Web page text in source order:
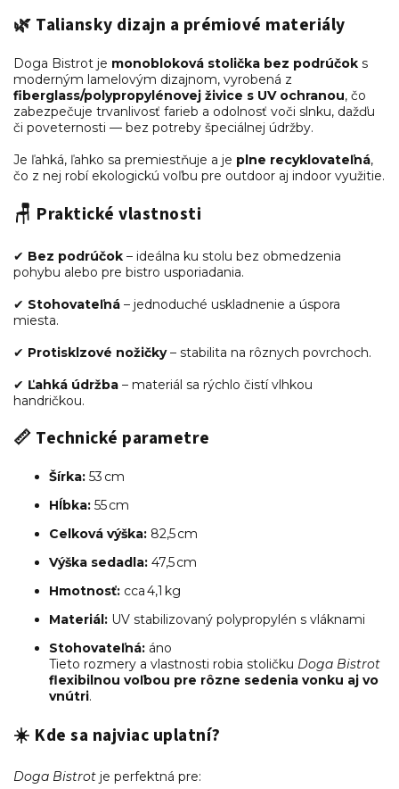
🌿 Taliansky dizajn a prémiové materiály
Doga Bistrot je monobloková stolička bez podrúčok s
moderným lamelovým dizajnom, vyrobená z
fiberglass/polypropylénovej živice s UV ochranou, čo
zabezpečuje trvanlivosť farieb a odolnosť voči slnku, dažďu
či poveternosti — bez potreby špeciálnej údržby.
Je ľahká, ľahko sa premiestňuje a je plne recyklovateľná,
čo z nej robí ekologickú voľbu pre outdoor aj indoor využitie.
🪑 Praktické vlastnosti
✔ Bez podrúčok – ideálna ku stolu bez obmedzenia
pohybu alebo pre bistro usporiadania.
✔ Stohovateľná – jednoduché uskladnenie a úspora
miesta.
✔ Protisklzové nožičky– stabilita na rôznych povrchoch.
✔ Ľahká údržba – materiál sa rýchlo čistí vlhkou
handričkou.
📏 Technické parametre
Šírka: 53 cm
Hĺbka: 55 cm
Celková výška: 82,5 cm
Výška sedadla: 47,5 cm
Hmotnosť: cca 4,1 kg
Materiál: UV stabilizovaný polypropylén s vláknami
Stohovateľná: áno
Tieto rozmery a vlastnosti robia stoličku Doga Bistrot
flexibilnou voľbou pre rôzne sedenia vonku aj vo
vnútri.
☀️ Kde sa najviac uplatní?
Doga Bistrot je perfektná pre: